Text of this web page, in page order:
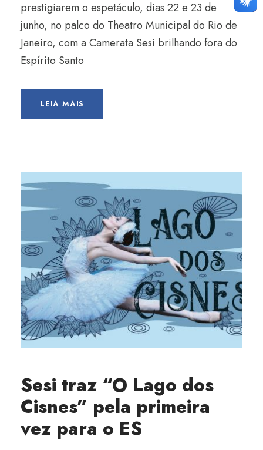
prestigiarem o espetáculo, dias 22 e 23 de
junho, no palco do Theatro Municipal do Rio de
Janeiro, com a Camerata Sesi brilhando fora do
Espírito Santo
LEIA MAIS
Sesi traz “O Lago dos
Cisnes” pela primeira
vez para o ES